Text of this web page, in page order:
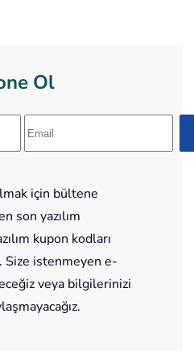
Ol
için bültene
son yazılım
kupon kodları
Size istenmeyen e-
veya bilgilerinizi